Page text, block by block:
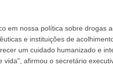
em nossa política sobre drogas
e instituições de
um cuidado humanizado e
afirmou o secretário